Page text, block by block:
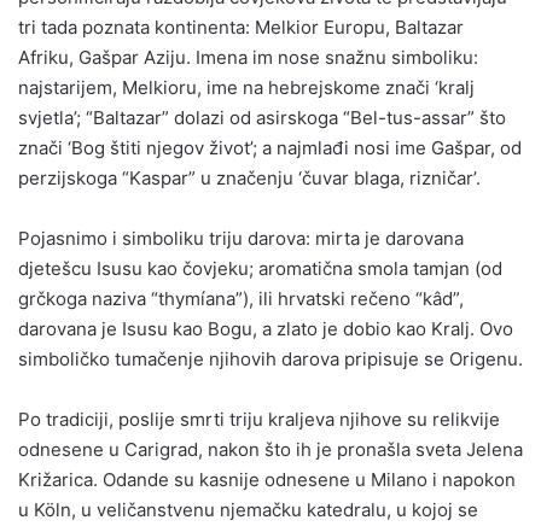
tri tada poznata kontinenta: Melkior Europu, Baltazar
Afriku, Gašpar Aziju. Imena im nose snažnu simboliku:
najstarijem, Melkioru, ime na hebrejskome znači ‘kralj
svjetla’; “Baltazar” dolazi od asirskoga “Bel-tus-assar” što
znači ‘Bog štiti njegov život’; a najmlađi nosi ime Gašpar, od
perzijskoga “Kaspar” u značenju ‘čuvar blaga, rizničar’.
Pojasnimo i simboliku triju darova: mirta je darovana
djetešcu Isusu kao čovjeku; aromatična smola tamjan (od
grčkoga naziva “thymíana”), ili hrvatski rečeno “kâd”,
darovana je Isusu kao Bogu, a zlato je dobio kao Kralj. Ovo
simboličko tumačenje njihovih darova pripisuje se Origenu.
Po tradiciji, poslije smrti triju kraljeva njihove su relikvije
odnesene u Carigrad, nakon što ih je pronašla sveta Jelena
Križarica. Odande su kasnije odnesene u Milano i napokon
u Köln, u veličanstvenu njemačku katedralu, u kojoj se